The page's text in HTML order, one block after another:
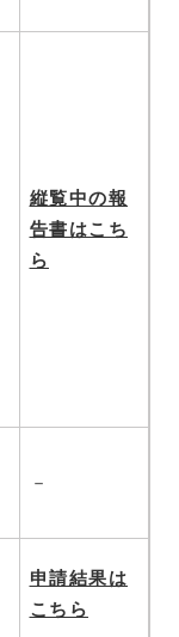
縦覧中の報
告書はこち
ら
－
申請結果は
こちら